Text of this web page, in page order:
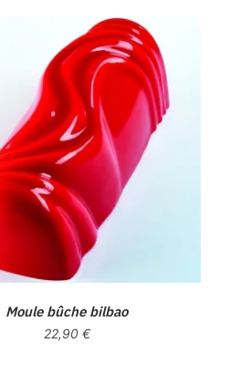
Moule bûche bilbao
22,90 €